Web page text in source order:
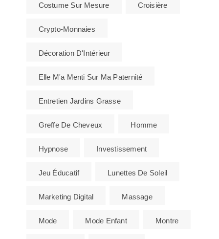
Costume Sur Mesure Croisière
Crypto-Monnaies
Décoration D'Intérieur
Elle M'a Menti Sur Ma Paternité
Entretien Jardins Grasse
Greffe De Cheveux Homme
Hypnose Investissement
Jeu Éducatif Lunettes De Soleil
Marketing Digital Massage
Mode Mode Enfant Montre